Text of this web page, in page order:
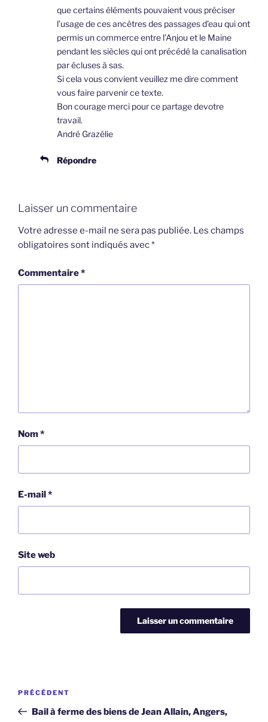
que certains éléments pouvaient vous préciser
l’usage de ces ancêtres des passages d’eau qui ont
permis un commerce entre l’Anjou et le Maine
pendant les siècles qui ont précédé la canalisation
par écluses à sas.
Si cela vous convient veuillez me dire comment
vous faire parvenir ce texte.
Bon courage merci pour ce partage devotre
travail.
André Grazélie
Répondre
Laisser un commentaire
Votre adresse e-mail ne sera pas publiée. Les champs
obligatoires sont indiqués avec*
Commentaire*
Nom*
E-mail*
Site web
Navigation
Article
précédent
PRÉCÉDENT
Bail à ferme des biens de Jean Allain, Angers,